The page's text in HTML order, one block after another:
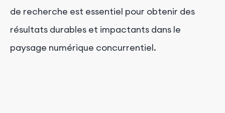
de recherche est essentiel pour obtenir des
résultats durables et impactants dans le
paysage numérique concurrentiel.